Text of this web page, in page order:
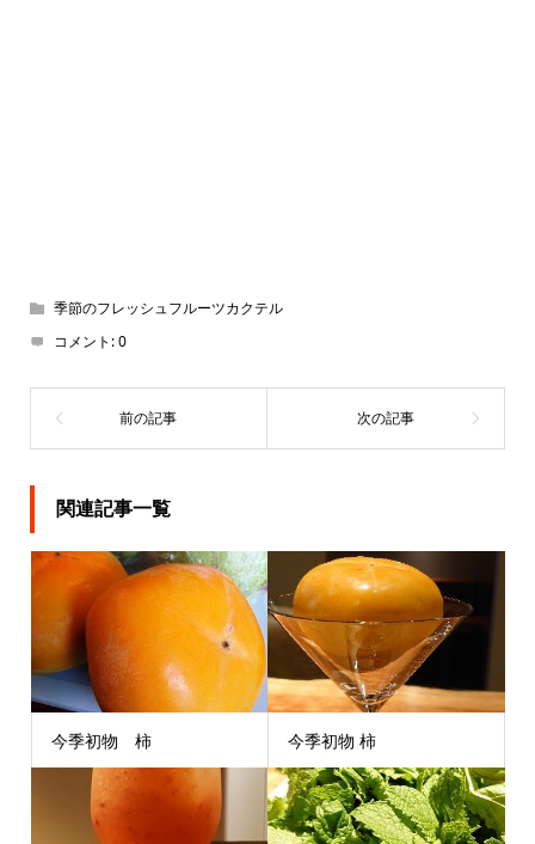
季節のフレッシュフルーツカクテル
コメント:0
関連記事一覧
今季初物 柿 今季初物 柿